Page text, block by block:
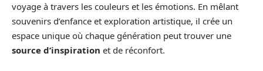
voyage à travers les couleurs et les émotions. En mêlant
souvenirs d’enfance et exploration artistique, il crée un
espace unique où chaque génération peut trouver une
source d’inspiration et de réconfort.